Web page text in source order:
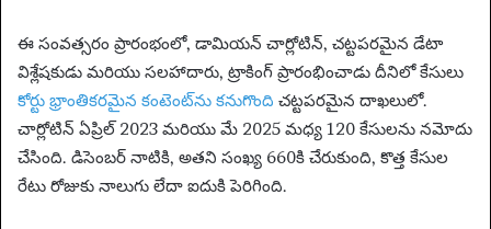
ఈ సంవత్సరం ప్రారంభంలో, డామియన్ చార్లోటిన్, చట్టపరమైన డేటా
విశ్లేషకుడు మరియు సలహాదారు, ట్రాకింగ్ ప్రారంభించాడు దీనిలో కేసులు
కోర్టు భ్రాంతికరమైన కంటెంట్‌ను కనుగొంది చట్టపరమైన దాఖలులో.
చార్లోటిన్ ఏప్రిల్ 2023 మరియు మే 2025 మధ్య 120 కేసులను నమోదు
చేసింది. డిసెంబర్ నాటికి, అతని సంఖ్య 660కి చేరుకుంది, కొత్త కేసుల
రేటు రోజుకు నాలుగు లేదా ఐదుకి పెరిగింది.